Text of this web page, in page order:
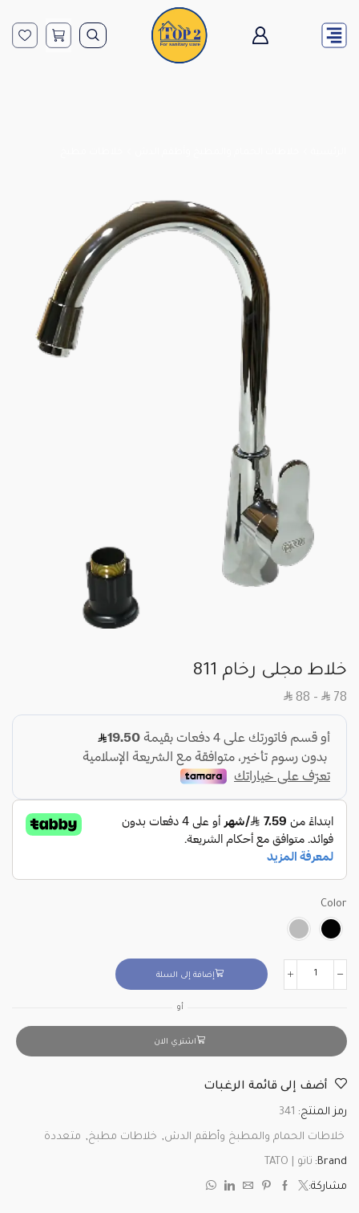
خلاط مجلى رخام 811
SAR 78
–
SAR 88
Color
إضافة إلى السلة
أو
اشتري الان
أضف إلى قائمة الرغبات
رمز المنتج: 341
خلاطات الحمام والمطبخ وأطقم الدش, خلاطات مطبخ, متعددة
Brand: تاتو | TATO
مشاركة: